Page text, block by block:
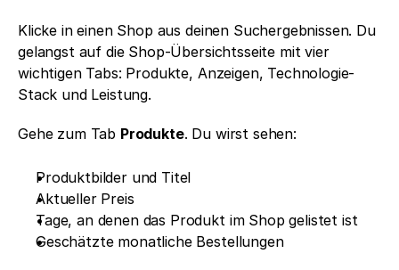
Klicke in einen Shop aus deinen Suchergebnissen. Du
gelangst auf die Shop-Übersichtsseite mit vier
wichtigen Tabs: Produkte, Anzeigen, Technologie-
Stack und Leistung.
Gehe zum Tab Produkte. Du wirst sehen:
Produktbilder und Titel
Aktueller Preis
Tage, an denen das Produkt im Shop gelistet ist
Geschätzte monatliche Bestellungen